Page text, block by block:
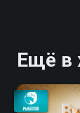
Ещё в